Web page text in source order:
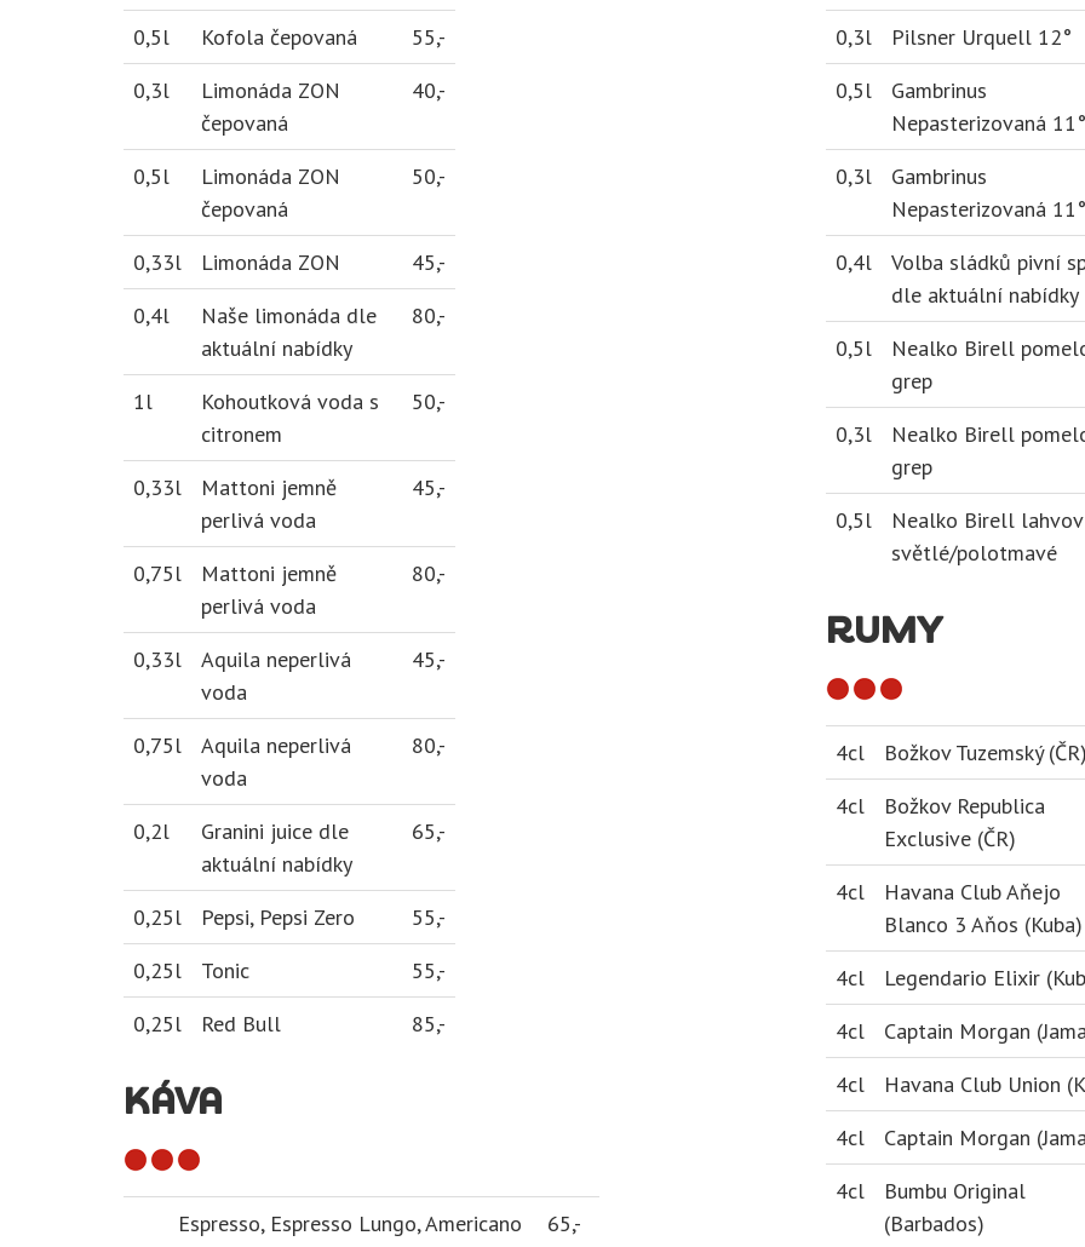
0,5l
Kofola čepovaná
55,-
0,3l
Limonáda ZON
čepovaná
40,-
0,5l
Limonáda ZON
čepovaná
50,-
0,33l Limonáda ZON
45,-
0,4l
Naše limonáda dle
aktuální nabídky
80,-
1l
Kohoutková voda s
citronem
50,-
0,33l
Mattoni jemně
perlivá voda
45,-
0,75l
Mattoni jemně
perlivá voda
80,-
0,33l
Aquila neperlivá
voda
45,-
0,75l
Aquila neperlivá
voda
80,-
0,2l
Granini juice dle
aktuální nabídky
65,-
0,25l Pepsi, Pepsi Zero
55,-
0,25l
Tonic
55,-
0,25l
Red Bull 85,-
KÁVA
Espresso, Espresso Lungo, Americano
65,-
0,3l
Pilsner Urquell 12°
0,5l
Gambrinus
Nepasterizovaná 11°
0,3l
Gambrinus
Nepasterizovaná 11°
0,4l
Volba sládků pivní
dle aktuální nabídky
0,5l
Nealko Birell
grep
0,3l
Nealko Birell
grep
0,5l
Nealko Birell
světlé/polotmavé
RUMY
4cl
Božkov Tuzemský
4cl
Božkov Republica
Exclusive (ČR)
4cl
Havana Club Aňejo
Blanco 3 Aňos (Kuba)
4cl
Legendario Elixir
4cl
Captain Morgan
4cl
Havana Club Union
4cl
Captain Morgan
4cl
Bumbu Original
(Barbados)